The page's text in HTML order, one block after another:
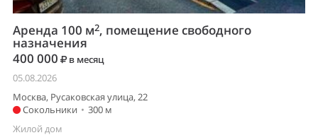
Аренда 100 м2, помещение свободного
назначения
400 000
в месяц
05.08.2026
Москва, Русаковская улица, 22
Сокольники • 300 м
Жилой дом